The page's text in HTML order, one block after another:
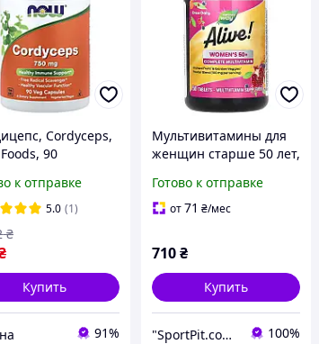
Cordyceps,
90
на капсулу)
к отправке
5.0 (1)
₴
Купить
91%
Мультивитамины для
женщин старше 50 лет,
Nature's Way, 50
таблеток
Готово к отправке
от71 ₴/мес
710 ₴
Купить
"SportPit.com.ua"- Интернет-магазин спортивного питания. 100%